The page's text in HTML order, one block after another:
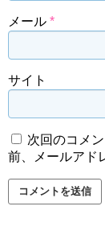
メール *
サイト
次回のコメ
前、メールアド